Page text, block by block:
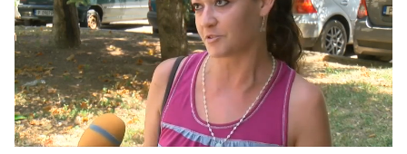
Unmute Loaded:
58.74%